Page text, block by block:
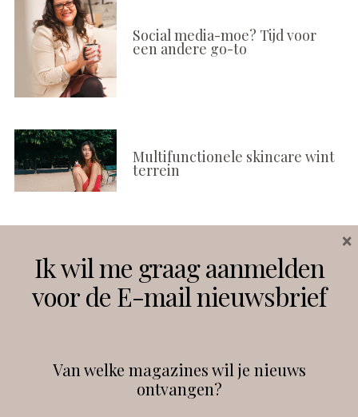
Social media-moe? Tijd voor
een andere go-to
Multifunctionele skincare wint
terrein
Instagram Facebook
debeautyprofessional
Ik wil me graag aanmelden
voor de E-mail nieuwsbrief
Van welke magazines wil je nieuws
ontvangen?
×